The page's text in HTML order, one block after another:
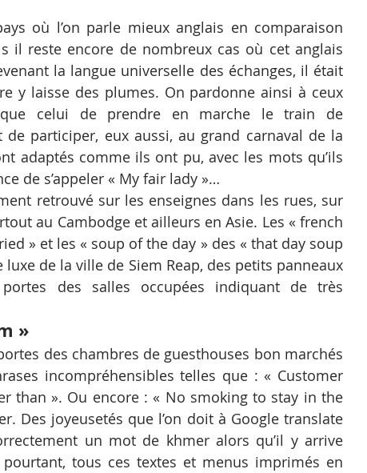
où l’on parle mieux anglais en comparaison
il reste encore de nombreux cas où cet anglais
la langue universelle des échanges, il était
y laisse des plumes. On pardonne ainsi à ceux
celui de prendre en marche le train de
de participer, eux aussi, au grand carnaval de la
adaptés comme ils ont pu, avec les mots qu’ils
de s’appeler « My fair lady »…
retrouvé sur les enseignes dans les rues, sur
au Cambodge et ailleurs en Asie. Les « french
» et les « soup of the day » des « that day soup
luxe de la ville de Siem Reap, des petits panneaux
des salles occupées indiquant de très
»
des chambres de guesthouses bon marchés
incompréhensibles telles que : « Customer
than ». Ou encore : « No smoking to stay in the
Des joyeusetés que l’on doit à Google translate
un mot de khmer alors qu’il y arrive
tous ces textes et menus imprimés en